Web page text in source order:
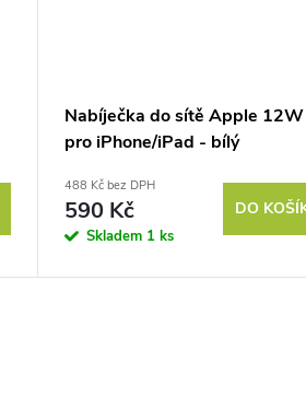
Nabíječka do sítě Apple 12W
pro iPhone/iPad - bílý
488 Kč bez DPH
590 Kč
Skladem 1 ks
DO